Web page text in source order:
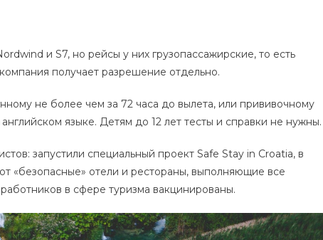
и S7, но рейсы у них грузопассажирские, то есть
получает разрешение отдельно.
не более чем за 72 часа до вылета, или прививочному
языке. Детям до 12 лет тесты и справки не нужны.
запустили специальный проект Safe Stay in Croatia, в
«безопасные» отели и рестораны, выполняющие все
в сфере туризма вакцинированы.